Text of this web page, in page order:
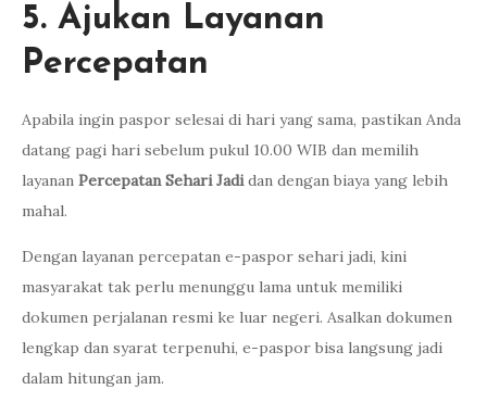
5. Ajukan Layanan
Percepatan
Apabila ingin paspor selesai di hari yang sama, pastikan Anda
datang pagi hari sebelum pukul 10.00 WIB dan memilih
layanan Percepatan Sehari Jadidan dengan biaya yang lebih
mahal.
Dengan layanan percepatan e-paspor sehari jadi, kini
masyarakat tak perlu menunggu lama untuk memiliki
dokumen perjalanan resmi ke luar negeri. Asalkan dokumen
lengkap dan syarat terpenuhi, e-paspor bisa langsung jadi
dalam hitungan jam.